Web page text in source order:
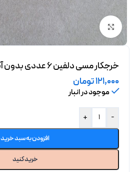
برای بزرگنمایی کلیک کنید
خرجکار مسی دلفین 6 عددی بدون آبکاری
121,000تومان
موجود در انبار
-
+
افزودن به سبد خرید
خرید کنید